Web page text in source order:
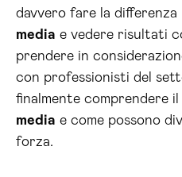
davvero fare la differenza
media e vedere risultati
prendere in
con professionisti del
finalmente comprendere
media e come possono
forza.